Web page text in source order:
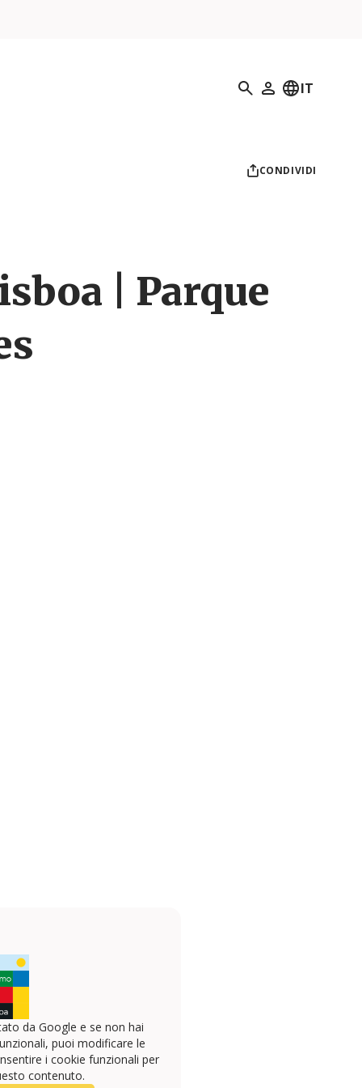
Ricerca
Il mio profilo
IT
CONDIVIDI
| Parque
da Google e se non hai
puoi modificare le
i cookie funzionali per
contenuto.